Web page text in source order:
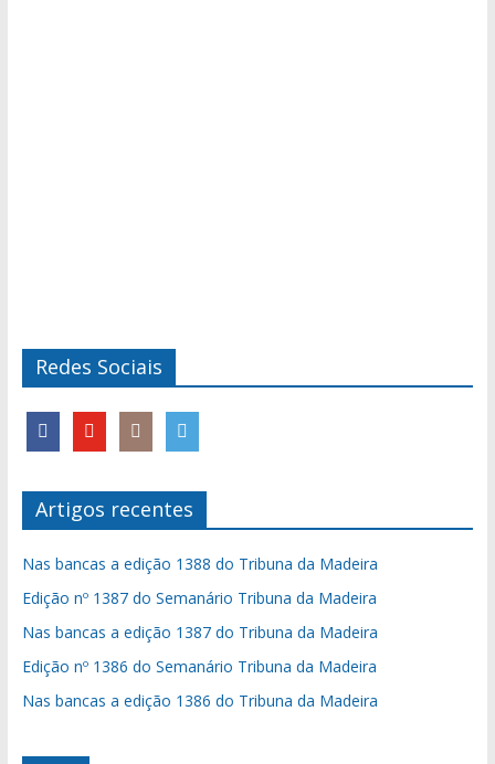
Redes Sociais
Artigos recentes
Nas bancas a edição 1388 do Tribuna da Madeira
Edição nº 1387 do Semanário Tribuna da Madeira
Nas bancas a edição 1387 do Tribuna da Madeira
Edição nº 1386 do Semanário Tribuna da Madeira
Nas bancas a edição 1386 do Tribuna da Madeira